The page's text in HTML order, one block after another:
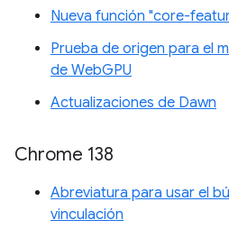
Nueva función "core-
Prueba de origen para el
de WebGPU
Actualizaciones de Dawn
Chrome 138
Abreviatura para usar el
vinculación